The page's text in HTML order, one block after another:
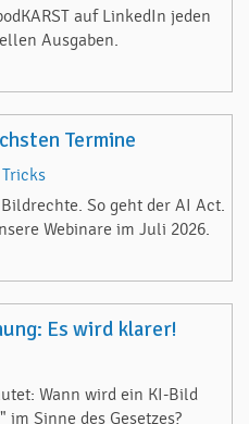
auf LinkedIn jeden
Ausgaben.
Termine
So geht der AI Act.
Webinare im Juli 2026.
Es wird klarer!
Wann wird ein KI-Bild
im Sinne des Gesetzes?